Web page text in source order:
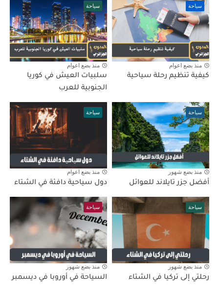
سياحة
منذ بضع اعوام
كيفية تنظيم رحلة سياحية
سياحة
منذ بضع اعوام
سلبيات العيش في كوريا
الجنوبية للعرب
سياحة
منذ بضع شهور
أفضل جزر تايلاند للعوائل
سياحة
منذ بضع اعوام
دول سياحية دافئة في الشتاء
سياحة
منذ بضع شهور
رحلتي إلى تركيا في الشتاء
سياحة
منذ بضع شهور
السياحة في أوروبا في ديسمبر